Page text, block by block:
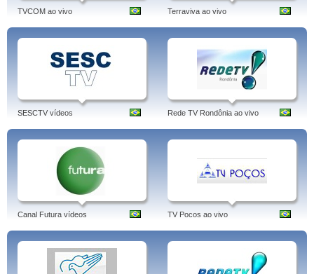
TVCOM ao vivo Terraviva ao vivo
SESCTV vídeos Rede TV Rondônia ao vivo
Canal Futura vídeos TV Pocos ao vivo